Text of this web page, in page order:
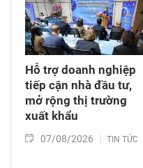
Hỗ trợ doanh nghiệp
tiếp cận nhà đầu tư,
mở rộng thị trường
xuất khẩu
07/08/2026 TIN TỨC